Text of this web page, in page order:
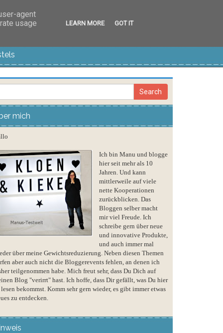
mich
Ich bin Manu und blogge
hier seit mehr als 10
Jahren. Und kann
mittlerweile auf viele
nette Kooperationen
zurückblicken. Das
Bloggen selber macht
mir viel Freude. Ich
schreibe gern über neue
und innovative Produkte,
und auch immer mal
über meine Gewichtsreduzierung. Neben diesen Themen
aber auch nicht die Bloggerevents fehlen, an denen ich
teilgenommen habe. Mich freut sehr, dass Du Dich auf
Blog "verirrt" hast. Ich hoffe, dass Dir gefällt, was Du hier
bekommst. Komm sehr gern wieder, es gibt immer etwas
zu entdecken.
agent
usage
LEARN MORE GOT IT